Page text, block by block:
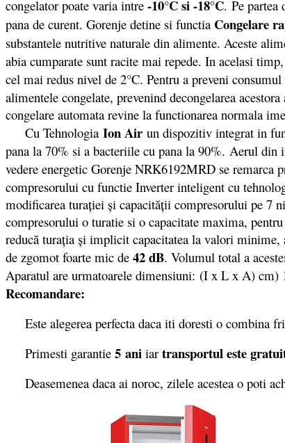
congelator poate varia intre -10°C si -18°C. Pe partea
pana de curent. Gorenje detine si functia Congelare
substantele nutritive naturale din alimente. Aceste
abia cumparate sunt racite mai repede. In acelasi
cel mai redus nivel de 2°C. Pentru a preveni
alimentele congelate, prevenind decongelarea
congelare automata revine la functionarea normala
Cu Tehnologia Ion Air un dispozitiv integrat in
pana la 70% si a bacteriile cu pana la 90%. Aerul
vedere energetic Gorenje NRK6192MRD se remarca
compresorului cu functie Inverter inteligent cu
modificarea turației și capacității compresorului pe 7
compresorului o turatie si o capacitate maxima,
reducă turația și implicit capacitatea la valori minime,
de zgomot foarte mic de 42 dB. Volumul total a
Aparatul are urmatoarele dimensiuni: (I x L x A) cm)
Recomandare:
Este alegerea perfecta daca iti doresti o combina
Primesti garantie 5 ani iar transportul este
Deasemenea daca ai noroc, zilele acestea o poti